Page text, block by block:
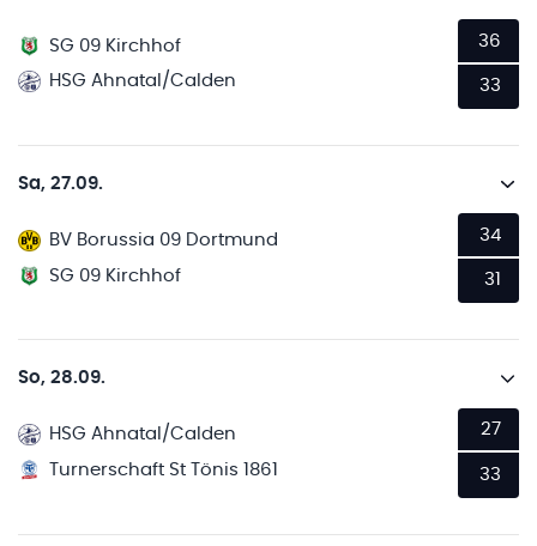
SG 09 Kirchhof
HSG Ahnatal/Calden
36
33
Sa, 27.09.
BV Borussia 09 Dortmund
SG 09 Kirchhof
34
31
So, 28.09.
HSG Ahnatal/Calden
Turnerschaft St Tönis 1861
27
33